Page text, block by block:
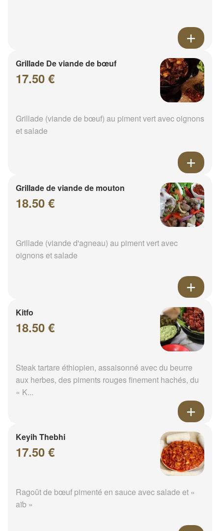
Grillade De viande de bœuf
17.50 €
Grillade (viande de bœuf) au piment vert avec oignons
et salade
Grillade de viande de mouton
18.50 €
Grillade (viande d'agneau) au piment vert avec
oignons et salade
Kitfo
18.50 €
Steak tartare éthiopien, assaisonné avec du beurre
aux herbes, des piments rouges finement hachés, du
« K...
Keyih Thebhi
17.50 €
Ragoût de bœuf pimenté en sauce avec salade et «
aïb »